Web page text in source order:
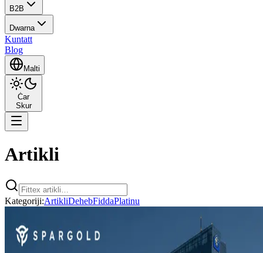
B2B
Dwarna
Kuntatt
Blog
Malti
Ċar
Skur
Artikli
Kategoriji:ArtikliDehebFiddaPlatinu